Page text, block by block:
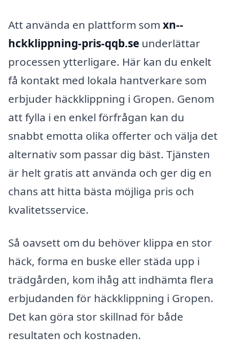
Att använda en plattform som xn--
hckklippning-pris-qqb.se underlättar
processen ytterligare. Här kan du enkelt
få kontakt med lokala hantverkare som
erbjuder häckklippning i Gropen. Genom
att fylla i en enkel förfrågan kan du
snabbt emotta olika offerter och välja det
alternativ som passar dig bäst. Tjänsten
är helt gratis att använda och ger dig en
chans att hitta bästa möjliga pris och
kvalitetsservice.
Så oavsett om du behöver klippa en stor
häck, forma en buske eller städa upp i
trädgården, kom ihåg att indhämta flera
erbjudanden för häckklippning i Gropen.
Det kan göra stor skillnad för både
resultaten och kostnaden.